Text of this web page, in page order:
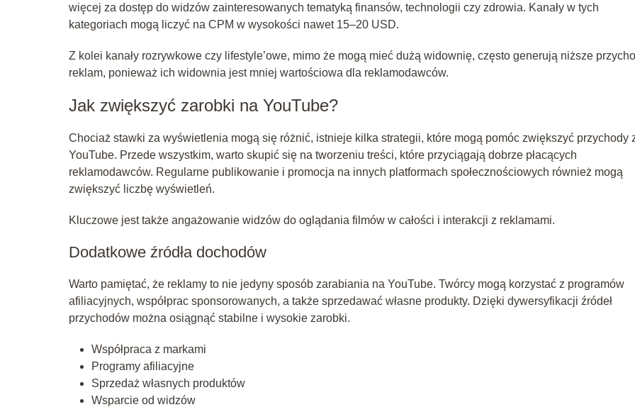
więcej za dostęp do widzów zainteresowanych tematyką finansów, technologii czy zdrowia. Kanały w tych
kategoriach mogą liczyć na CPM w wysokości nawet 15–20 USD.
Z kolei kanały rozrywkowe czy lifestyle’owe, mimo że mogą mieć dużą widownię, często generują niższe
reklam, ponieważ ich widownia jest mniej wartościowa dla reklamodawców.
Jak zwiększyć zarobki na YouTube?
Chociaż stawki za wyświetlenia mogą się różnić, istnieje kilka strategii, które mogą pomóc zwiększyć przychody
YouTube. Przede wszystkim, warto skupić się na tworzeniu treści, które przyciągają dobrze płacących
reklamodawców. Regularne publikowanie i promocja na innych platformach społecznościowych również mogą
zwiększyć liczbę wyświetleń.
Kluczowe jest także angażowanie widzów do oglądania filmów w całości i interakcji z reklamami.
Dodatkowe źródła dochodów
Warto pamiętać, że reklamy to nie jedyny sposób zarabiania na YouTube. Twórcy mogą korzystać z programów
afiliacyjnych, współprac sponsorowanych, a także sprzedawać własne produkty. Dzięki dywersyfikacji źródeł
przychodów można osiągnąć stabilne i wysokie zarobki.
Współpraca z markami
Programy afiliacyjne
Sprzedaż własnych produktów
Wsparcie od widzów